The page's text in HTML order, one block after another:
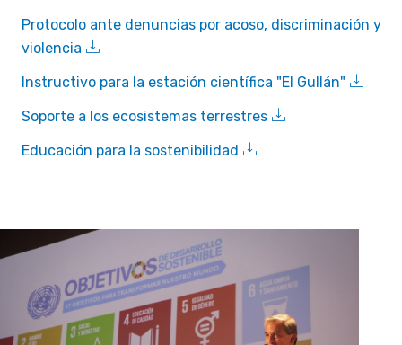
Protocolo ante denuncias por acoso, discriminación y
violencia
Instructivo para la estación científica "El Gullán"
Soporte a los ecosistemas terrestres
Educación para la sostenibilidad